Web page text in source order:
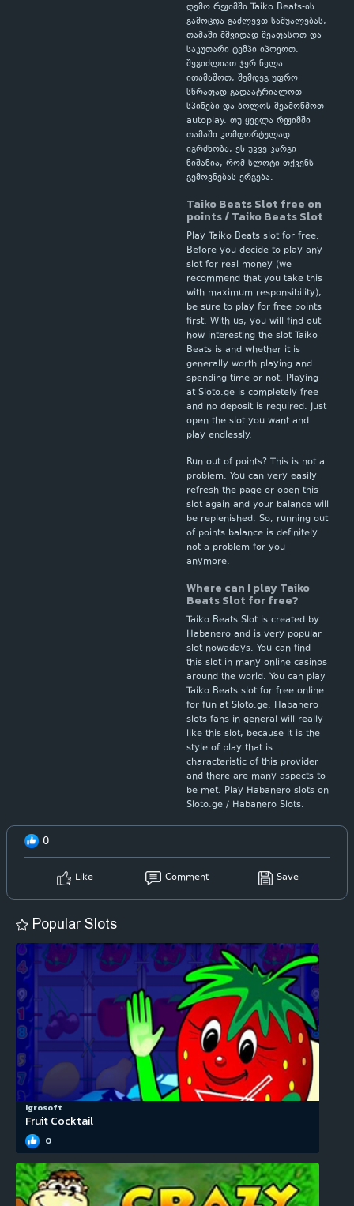
დემო რეჟიმში Taiko Beats-ის
გამოცდა გაძლევთ საშუალებას,
თამაში მშვიდად შეაფასოთ და
საკუთარი ტემპი იპოვოთ.
შეგიძლიათ ჯერ ნელა
ითამაშოთ, შემდეგ უფრო
სწრაფად გადაატრიალოთ
სპინები და ბოლოს შეამოწმოთ
autoplay. თუ ყველა რეჟიმში
თამაში კომფორტულად
იგრძნობა, ეს უკვე კარგი
ნიშანია, რომ სლოტი თქვენს
გემოვნებას ერგება.
Taiko Beats Slot free on
points / Taiko Beats Slot
Play Taiko Beats slot for free.
Before you decide to play any
slot for real money (we
recommend that you take this
with maximum responsibility),
be sure to play for free points
first. With us, you will find out
how interesting the slot Taiko
Beats is and whether it is
generally worth playing and
spending time or not. Playing
at Sloto.ge is completely free
and no deposit is required. Just
open the slot you want and
play endlessly.
Run out of points? This is not a
problem. You can very easily
refresh the page or open this
slot again and your balance will
be replenished. So, running out
of points balance is definitely
not a problem for you
anymore.
Where can I play Taiko
Beats Slot for free?
Taiko Beats Slot is created by
Habanero and is very popular
slot nowadays. You can find
this slot in many online casinos
around the world. You can play
Taiko Beats slot for free online
for fun at Sloto.ge. Habanero
slots fans in general will really
like this slot, because it is the
style of play that is
characteristic of this provider
and there are many aspects to
be met. Play Habanero slots on
Sloto.ge / Habanero Slots.
0
Like Comment Save
Popular Slots
Igrosoft
Fruit Cocktail
0